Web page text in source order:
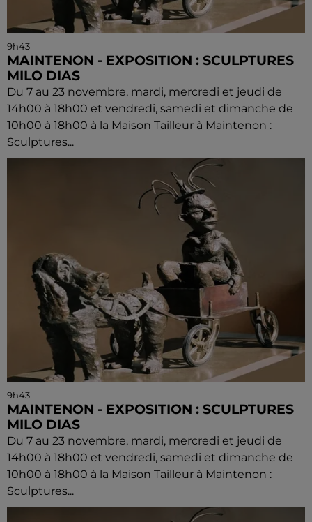
9h43
MAINTENON - EXPOSITION : SCULPTURES
MILO DIAS
Du 7 au 23 novembre, mardi, mercredi et jeudi de
14h00 à 18h00 et vendredi, samedi et dimanche de
10h00 à 18h00 à la Maison Tailleur à Maintenon :
Sculptures...
9h43
MAINTENON - EXPOSITION : SCULPTURES
MILO DIAS
Du 7 au 23 novembre, mardi, mercredi et jeudi de
14h00 à 18h00 et vendredi, samedi et dimanche de
10h00 à 18h00 à la Maison Tailleur à Maintenon :
Sculptures...